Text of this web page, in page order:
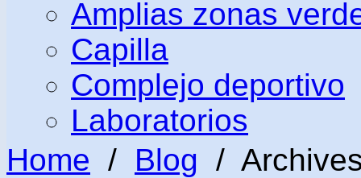
Amplias zonas
Capilla
Complejo deportivo
Laboratorios
Home / Blog /